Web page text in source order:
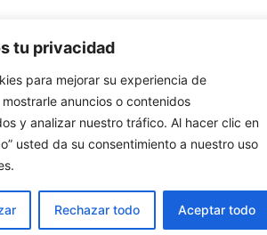
tu privacidad
para mejorar su experiencia de
anuncios o contenidos
y analizar nuestro tráfico. Al hacer clic en
usted da su consentimiento a nuestro uso
Rechazar todo Aceptar todo
Cristianas
mirada alternativa sobre la Iglesia católica
de Redes Cristianas